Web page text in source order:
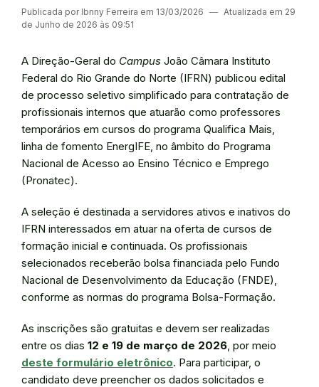
Publicada por Ibnny Ferreira em 13/03/2026 ― Atualizada em 29
de Junho de 2026 às 09:51
A Direção-Geral do Campus João Câmara Instituto
Federal do Rio Grande do Norte (IFRN) publicou edital
de processo seletivo simplificado para contratação de
profissionais internos que atuarão como professores
temporários em cursos do programa Qualifica Mais,
linha de fomento EnergIFE, no âmbito do Programa
Nacional de Acesso ao Ensino Técnico e Emprego
(Pronatec).
A seleção é destinada a servidores ativos e inativos do
IFRN interessados em atuar na oferta de cursos de
formação inicial e continuada. Os profissionais
selecionados receberão bolsa financiada pelo Fundo
Nacional de Desenvolvimento da Educação (FNDE),
conforme as normas do programa Bolsa-Formação.
As inscrições são gratuitas e devem ser realizadas
entre os dias 12 e 19 de março de 2026, por meio
deste formulário eletrônico. Para participar, o
candidato deve preencher os dados solicitados e